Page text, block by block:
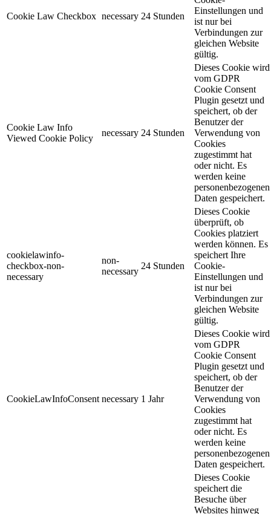
Cookie Law Checkbox necessary 24 Stunden
Einstellungen und
ist nur bei
Verbindungen zur
gleichen Website
gültig.
Cookie Law Info
Viewed Cookie Policy
necessary 24 Stunden
Dieses Cookie wird
vom GDPR
Cookie Consent
Plugin gesetzt und
speichert, ob der
Benutzer der
Verwendung von
Cookies
zugestimmt hat
oder nicht. Es
werden keine
personenbezogenen
Daten gespeichert.
cookielawinfo-
checkbox-non-
necessary
non-
necessary
24 Stunden
Dieses Cookie
überprüft, ob
Cookies platziert
werden können. Es
speichert Ihre
Cookie-
Einstellungen und
ist nur bei
Verbindungen zur
gleichen Website
gültig.
CookieLawInfoConsent necessary 1 Jahr
Dieses Cookie wird
vom GDPR
Cookie Consent
Plugin gesetzt und
speichert, ob der
Benutzer der
Verwendung von
Cookies
zugestimmt hat
oder nicht. Es
werden keine
personenbezogenen
Daten gespeichert.
Dieses Cookie
speichert die
Besuche über
Websites hinweg